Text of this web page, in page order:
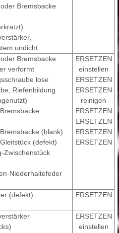
Bremsbacke
undicht
Bremsbacke
verformt
lose
Riefenbildung
(blank)
(defekt)
Zwischenstück
Niederhaltefeder
ERSETZEN
einstellen
ERSETZEN
ERSETZEN
reinigen
ERSETZEN
ERSETZEN
ERSETZEN
ERSETZEN
(defekt) ERSETZEN
ERSETZEN
einstellen